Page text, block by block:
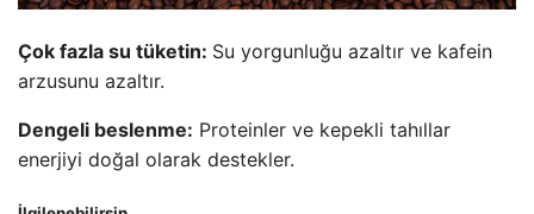
Çok fazla su tüketin: Su yorgunluğu azaltır ve kafein
arzusunu azaltır.
Dengeli beslenme: Proteinler ve kepekli tahıllar
enerjiyi doğal olarak destekler.